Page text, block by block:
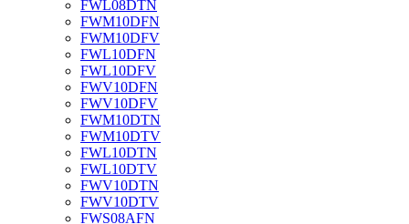
FWL08DTN
FWM10DFN
FWM10DFV
FWL10DFN
FWL10DFV
FWV10DFN
FWV10DFV
FWM10DTN
FWM10DTV
FWL10DTN
FWL10DTV
FWV10DTN
FWV10DTV
FWS08AFN